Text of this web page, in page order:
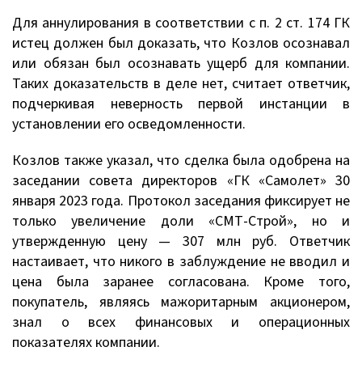
Для аннулирования в соответствии с п. 2 ст. 174 ГК
истец должен был доказать, что Козлов осознавал
или обязан был осознавать ущерб для компании.
Таких доказательств в деле нет, считает ответчик,
подчеркивая неверность первой инстанции в
установлении его осведомленности.
Козлов также указал, что сделка была одобрена на
заседании совета директоров «ГК «Самолет» 30
января 2023 года. Протокол заседания фиксирует не
только увеличение доли «СМТ-Строй», но и
утвержденную цену — 307 млн руб. Ответчик
настаивает, что никого в заблуждение не вводил и
цена была заранее согласована. Кроме того,
покупатель, являясь мажоритарным акционером,
знал о всех финансовых и операционных
показателях компании.